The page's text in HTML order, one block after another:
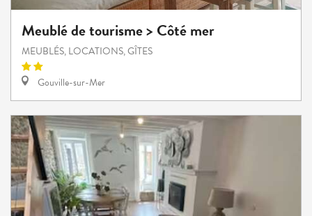
Meublé de tourisme > Côté mer
MEUBLÉS, LOCATIONS, GÎTES
Gouville-sur-Mer